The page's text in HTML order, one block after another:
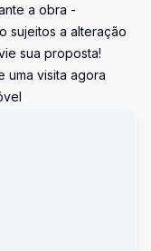
a obra -
sujeitos a alteração
sua proposta!
uma visita agora